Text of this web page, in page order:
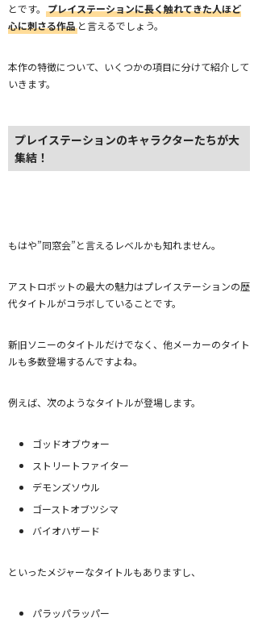
とです。 プレイステーションに長く触れてきた人ほど
心に刺さる作品 と言えるでしょう。
本作の特徴について、いくつかの項目に分けて紹介して
いきます。
プレイステーションのキャラクターたちが大
集結！
もはや”同窓会”と言えるレベルかも知れません。
アストロボットの最大の魅力はプレイステーションの歴
代タイトルがコラボしていることです。
新旧ソニーのタイトルだけでなく、他メーカーのタイト
ルも多数登場するんですよね。
例えば、次のようなタイトルが登場します。
ゴッドオブウォー
ストリートファイター
デモンズソウル
ゴーストオブツシマ
バイオハザード
といったメジャーなタイトルもありますし、
パラッパラッパー